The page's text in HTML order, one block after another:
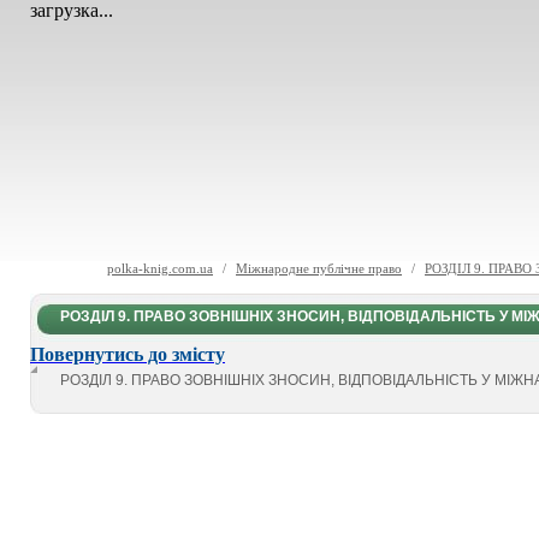
загрузка...
polka-knig.com.ua / Міжнародне публічне право / РОЗДІЛ 9.
РОЗДІЛ 9. ПРАВО ЗОВНІШНІХ ЗНОСИН, ВІДПОВІДАЛЬНІСТЬ У
Повернутись до змісту
РОЗДІЛ 9. ПРАВО ЗОВНІШНІХ ЗНОСИН, ВІДПОВІДАЛЬНІСТЬ У